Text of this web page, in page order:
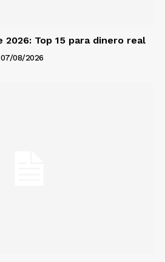
2026: Top 15 para dinero real
07/08/2026